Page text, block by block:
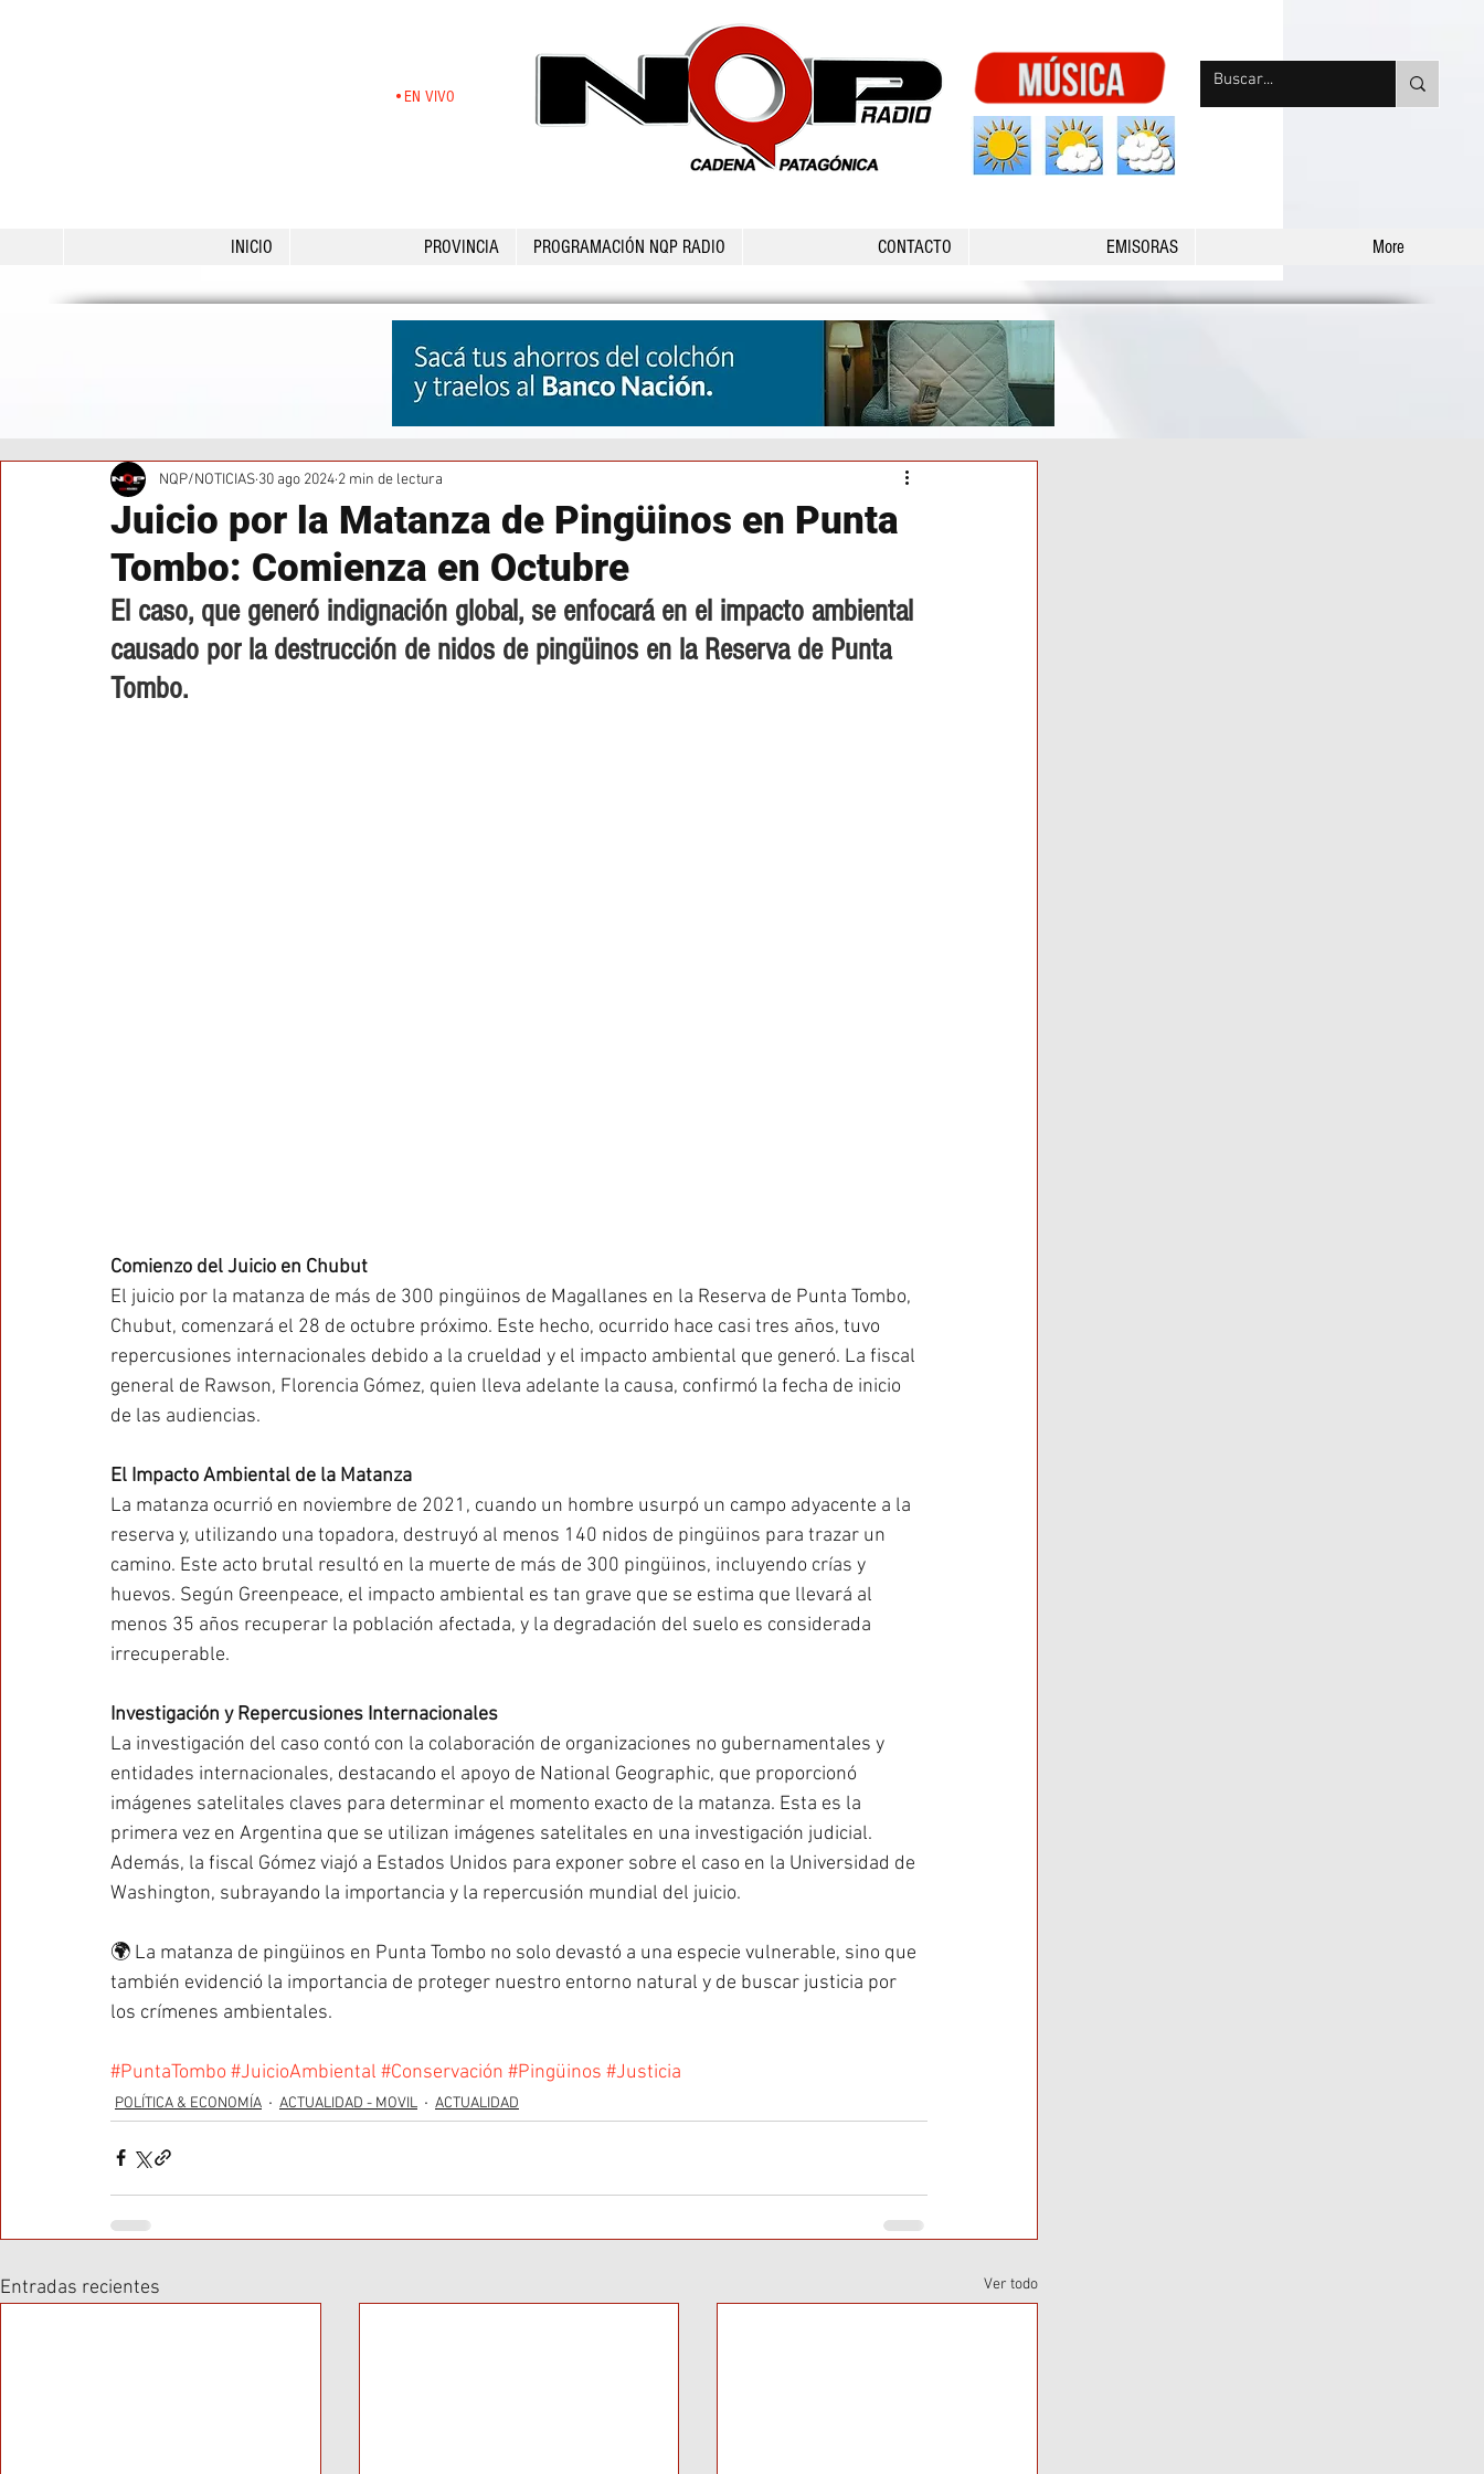
•EN VIVO
INICIO PROVINCIA PROGRAMACIÓN NQP RADIO CONTACTO EMISORAS More
Juicio por la Matanza de Pingüinos en Punta
Tombo: Comienza en Octubre
NQP/NOTICIAS 30 ago 2024 2 min de lectura
El caso, que generó indignación global, se enfocará en el impacto ambiental
causado por la destrucción de nidos de pingüinos en la Reserva de Punta
Tombo.
Comienzo del Juicio en Chubut
El juicio por la matanza de más de 300 pingüinos de Magallanes en la Reserva de Punta Tombo,
Chubut, comenzará el 28 de octubre próximo. Este hecho, ocurrido hace casi tres años, tuvo
repercusiones internacionales debido a la crueldad y el impacto ambiental que generó. La fiscal
general de Rawson, Florencia Gómez, quien lleva adelante la causa, confirmó la fecha de inicio
de las audiencias.
El Impacto Ambiental de la Matanza
La matanza ocurrió en noviembre de 2021, cuando un hombre usurpó un campo adyacente a la
reserva y, utilizando una topadora, destruyó al menos 140 nidos de pingüinos para trazar un
camino. Este acto brutal resultó en la muerte de más de 300 pingüinos, incluyendo crías y
huevos. Según Greenpeace, el impacto ambiental es tan grave que se estima que llevará al
menos 35 años recuperar la población afectada, y la degradación del suelo es considerada
irrecuperable.
Investigación y Repercusiones Internacionales
La investigación del caso contó con la colaboración de organizaciones no gubernamentales y
entidades internacionales, destacando el apoyo de National Geographic, que proporcionó
imágenes satelitales claves para determinar el momento exacto de la matanza. Esta es la
primera vez en Argentina que se utilizan imágenes satelitales en una investigación judicial.
Además, la fiscal Gómez viajó a Estados Unidos para exponer sobre el caso en la Universidad de
Washington, subrayando la importancia y la repercusión mundial del juicio.
🌍 La matanza de pingüinos en Punta Tombo no solo devastó a una especie vulnerable, sino que
también evidenció la importancia de proteger nuestro entorno natural y de buscar justicia por
los crímenes ambientales.
#PuntaTombo #JuicioAmbiental #Conservación #Pingüinos #Justicia
POLÍTICA & ECONOMÍA ACTUALIDAD - MOVIL ACTUALIDAD
Entradas recientes Ver todo